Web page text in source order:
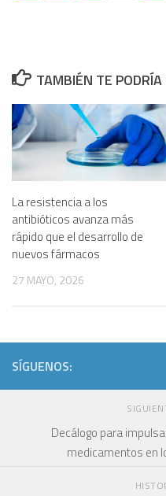
TAMBIÉN TE PODRÍA
La resistencia a los
antibióticos avanza más
rápido que el desarrollo de
nuevos fármacos
27 MAYO, 2026
SÍGUENOS:
Decálogo para
medicamentos en